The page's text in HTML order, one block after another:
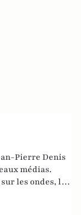
Pierre Denis
médias.
les ondes, les
livres